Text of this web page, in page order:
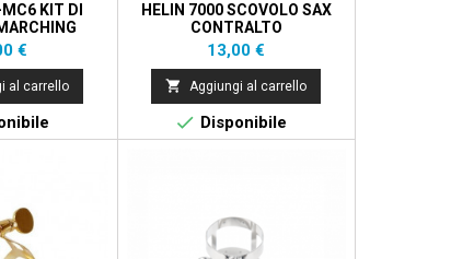
KIT DI
€
al carrello
HELIN 7000 SCOVOLO SAX
CONTRALTO
Prezzo
13,00 €
 Aggiungi al carrello
 Disponibile